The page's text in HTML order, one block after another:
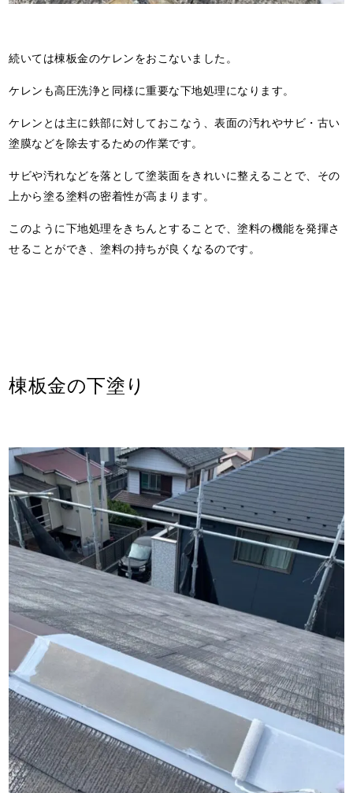
続いては棟板金のケレンをおこないました。
ケレンも高圧洗浄と同様に重要な下地処理になります。
ケレンとは主に鉄部に対しておこなう、表面の汚れやサビ・古い
塗膜などを除去するための作業です。
サビや汚れなどを落として塗装面をきれいに整えることで、その
上から塗る塗料の密着性が高まります。
このように下地処理をきちんとすることで、塗料の機能を発揮さ
せることができ、塗料の持ちが良くなるのです。
棟板金の下塗り